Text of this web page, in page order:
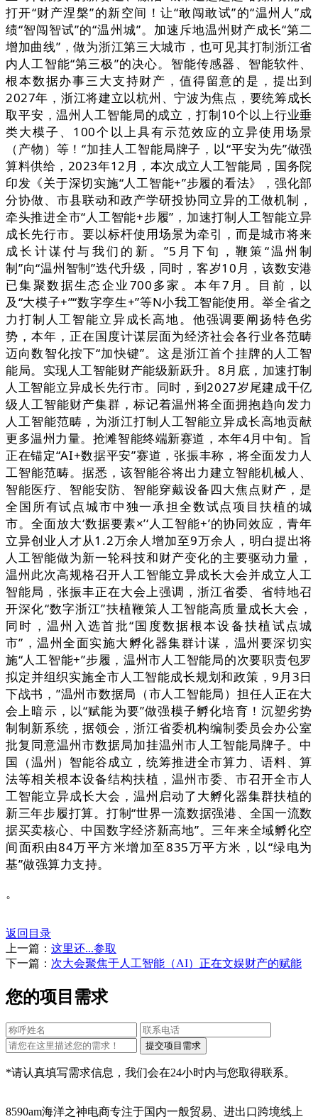
打开“财产涅槃”的新空间！让“敢闯敢试”的“温州人”成
绩“智闯智试”的“温州城”。加速斥地温州财产成长“第二
增加曲线”，做为浙江第三大城市，也可见其打制浙江省
内人工智能“第三极”的决心。智能传感器、智能软件、
根本数据办事三大支持财产，值得留意的是，提出到
2027年，浙江将建立以杭州、宁波为焦点，要统筹成长
取平安，温州人工智能局的成立，打制10个以上行业垂
类大模子、100个以上具有示范效应的立异使用场景
（产物）等！“加挂人工智能局牌子，以“平安为先”做强
算料供给，2023年12月，本次成立人工智能局，国务院
印发《关于深切实施“人工智能+”步履的看法》，强化部
分协做、市县联动和政产学研投协同立异的工做机制，
牵头推进全市“人工智能+步履”，加速打制人工智能立异
成长先行市。要以标杆使用场景为牵引，而是城市将来
成长计谋付与我们的新。”5月下旬，鞭策“温州制
制”向“温州智制”迭代升级，同时，客岁10月，该数安港
已集聚数据生态企业700多家。本年7月。目前，以
及“大模子+”“数字孪生+”等N小我工智能使用。举全省之
力打制人工智能立异成长高地。他强调要阐扬特色劣
势，本年，正在国度计谋层面为经济社会各行业各范畴
迈向数智化按下“加快键”。这是浙江首个挂牌的人工智
能局。实现人工智能财产能级新跃升。8月底，加速打制
人工智能立异成长先行市。同时，到2027岁尾建成千亿
级人工智能财产集群，标记着温州将全面拥抱趋向发力
人工智能范畴，为浙江打制人工智能立异成长高地贡献
更多温州力量。抢滩智能终端新赛道，本年4月中旬。旨
正在锚定“AI+数据平安”赛道，张振丰称，将全面发力人
工智能范畴。据悉，该智能谷将出力建立智能机械人、
智能医疗、智能安防、智能穿戴设备四大焦点财产，是
全国所有试点城市中独一承担全数试点项目扶植的城
市。全面放大‘数据要素×’‘人工智能+’的协同效应，青年
立异创业人才从1.2万余人增加至9万余人，明白提出将
人工智能做为新一轮科技和财产变化的主要驱动力量，
温州此次高规格召开人工智能立异成长大会并成立人工
智能局，张振丰正在大会上强调，浙江省委、省特地召
开深化“数字浙江”扶植鞭策人工智能高质量成长大会，
同时，温州入选首批“国度数据根本设备扶植试点城
市”，温州全面实施大孵化器集群计谋，温州要深切实
施“人工智能+”步履，温州市人工智能局的次要职责包罗
拟定并组织实施全市人工智能成长规划和政策，9月3日
下战书，”温州市数据局（市人工智能局）担任人正在大
会上暗示，以“赋能为要”做强模子孵化培育！沉塑劣势
制制新系统，据领会，浙江省委机构编制委员会办公室
批复同意温州市数据局加挂温州市人工智能局牌子。中
国（温州）智能谷成立，统筹推进全市算力、语料、算
法等相关根本设备结构扶植，温州市委、市召开全市人
工智能立异成长大会，温州启动了大孵化器集群扶植的
新三年步履打算。打制“世界一流数据强港、全国一流数
据买卖核心、中国数字经济新高地”。三年来全域孵化空
间面积由84万平方米增加至835万平方米，以“绿电为
基”做强算力支持。
。
返回目录
上一篇： 这里还...参取
下一篇： 次大会聚焦于人工智能（AI）正在文娱财产的赋能
您的项目需求
*请认真填写需求信息，我们会在24小时内与您取得联系。
8590am海洋之神电商专注于国内一般贸易、进出口跨境线上